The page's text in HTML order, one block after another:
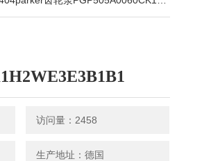
访问量：2458
生产地址：德国